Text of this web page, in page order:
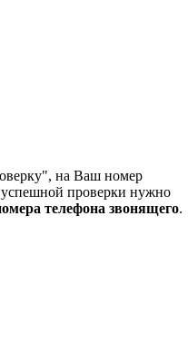
на Ваш номер
проверки нужно
телефона звонящего.